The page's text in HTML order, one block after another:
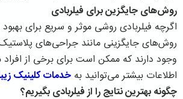
روش‌های جایگزین برای فیلربادی
اگرچه فیلربادی روشی موثر و سریع برای
روش‌های جایگزینی مانند جراحی‌های
وجود دارند که ممکن است برای برخی از
اطلاعات بیشتر می‌توانید به خدمات کلینیک
چگونه بهترین نتایج را از فیلربادی بگیریم؟